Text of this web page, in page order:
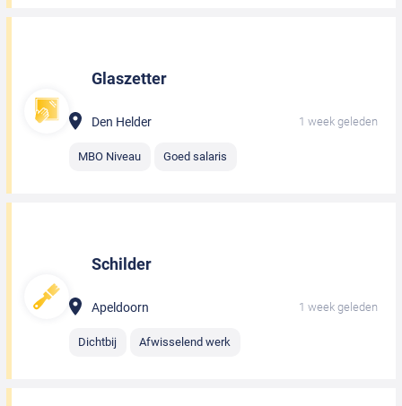
Glaszetter
Den Helder 1 week geleden
MBO Niveau Goed salaris
Schilder
Apeldoorn 1 week geleden
Dichtbij Afwisselend werk